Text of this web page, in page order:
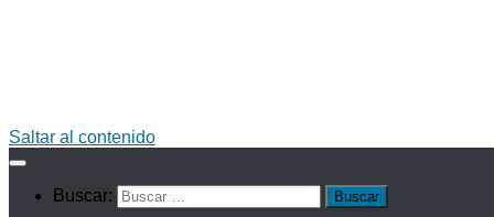
Saltar al contenido
Buscar: